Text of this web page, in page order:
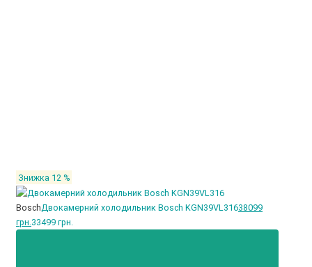
Знижка 12 %
BoschДвокамерний холодильник Bosch KGN39VL31638099
грн. 33499 грн.